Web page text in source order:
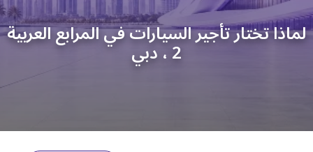
لماذا تختار تأجير السيارات في المرابع العربية
2 ، دبي